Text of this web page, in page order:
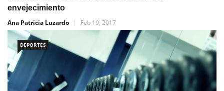
envejecimiento
Ana Patricia Luzardo
Feb 19, 2017
DEPORTES